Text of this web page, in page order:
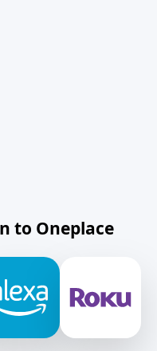
to Oneplace